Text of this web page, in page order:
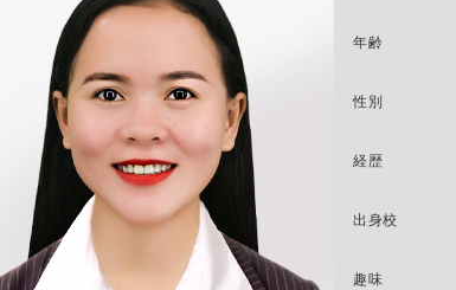
年齢
性別
経歴
出身校
趣味